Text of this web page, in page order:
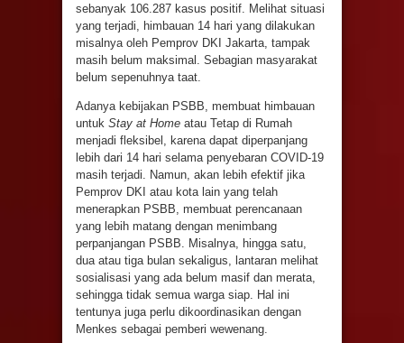
sebanyak 106.287 kasus positif. Melihat situasi
yang terjadi, himbauan 14 hari yang dilakukan
misalnya oleh Pemprov DKI Jakarta, tampak
masih belum maksimal. Sebagian masyarakat
belum sepenuhnya taat.
Adanya kebijakan PSBB, membuat himbauan
untuk Stay at Home atau Tetap di Rumah
menjadi fleksibel, karena dapat diperpanjang
lebih dari 14 hari selama penyebaran COVID-19
masih terjadi. Namun, akan lebih efektif jika
Pemprov DKI atau kota lain yang telah
menerapkan PSBB, membuat perencanaan
yang lebih matang dengan menimbang
perpanjangan PSBB. Misalnya, hingga satu,
dua atau tiga bulan sekaligus, lantaran melihat
sosialisasi yang ada belum masif dan merata,
sehingga tidak semua warga siap. Hal ini
tentunya juga perlu dikoordinasikan dengan
Menkes sebagai pemberi wewenang.